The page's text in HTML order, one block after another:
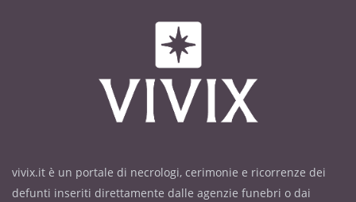
vivix.it è un portale di necrologi, cerimonie e ricorrenze dei
defunti inseriti direttamente dalle agenzie funebri o dai